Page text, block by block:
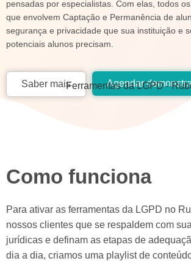
pensadas por especialistas. Com elas, todos
que envolvem Captação e Permanência de
segurança e privacidade que sua instituição e
potenciais alunos precisam.
Saber mais Agendar
Como funciona
Para ativar as ferramentas da LGPD no
nossos clientes que se respaldem com
jurídicas e definam as etapas de
dia a dia, criamos uma playlist de